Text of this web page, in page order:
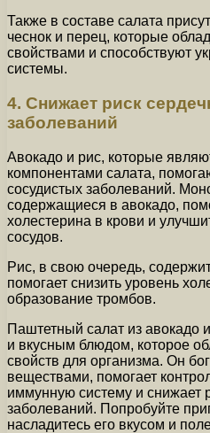
Также в составе салата
чеснок и перец, которые
свойствами и способствуют
системы.
4. Снижает риск
заболеваний
Авокадо и рис, которые
компонентами салата,
сосудистых заболеваний.
содержащиеся в авокадо,
холестерина в крови и
сосудов.
Рис, в свою очередь, содержит
помогает снизить уровень
образование тромбов.
Паштетный салат из авокадо
и вкусным блюдом, которое
свойств для организма. Он
веществами, помогает
иммунную систему и снижает
заболеваний. Попробуйте
насладитесь его вкусом и